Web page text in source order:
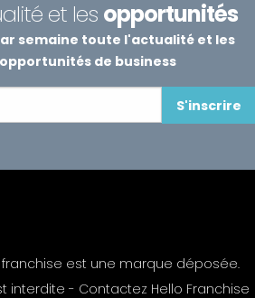
et les opportunités
semaine toute l'actualité et les
de business
S'inscrire
franchise est une marque déposée.
interdite - Contactez Hello Franchise